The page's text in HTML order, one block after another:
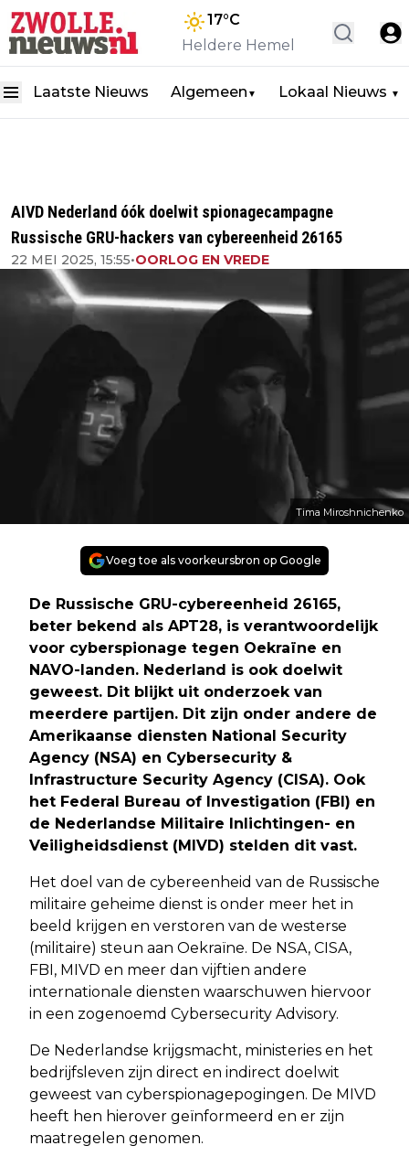
17°C
Heldere Hemel
Laatste Nieuws Algemeen ▼ Lokaal Nieuws ▼
AIVD Nederland óók doelwit spionagecampagne
Russische GRU-hackers van cybereenheid 26165
22 MEI 2025, 15:55•OORLOG EN VREDE
Tima Miroshnichenko
Voeg toe als voorkeursbron op Google
De Russische GRU-cybereenheid 26165,
beter bekend als APT28, is verantwoordelijk
voor cyberspionage tegen Oekraïne en
NAVO-landen. Nederland is ook doelwit
geweest. Dit blijkt uit onderzoek van
meerdere partijen. Dit zijn onder andere de
Amerikaanse diensten National Security
Agency (NSA) en Cybersecurity &
Infrastructure Security Agency (CISA). Ook
het Federal Bureau of Investigation (FBI) en
de Nederlandse Militaire Inlichtingen- en
Veiligheidsdienst (MIVD) stelden dit vast.
Het doel van de cybereenheid van de Russische
militaire geheime dienst is onder meer het in
beeld krijgen en verstoren van de westerse
(militaire) steun aan Oekraïne. De NSA, CISA,
FBI, MIVD en meer dan vijftien andere
internationale diensten waarschuwen hiervoor
in een zogenoemd Cybersecurity Advisory.
De Nederlandse krijgsmacht, ministeries en het
bedrijfsleven zijn direct en indirect doelwit
geweest van cyberspionagepogingen. De MIVD
heeft hen hierover geïnformeerd en er zijn
maatregelen genomen.